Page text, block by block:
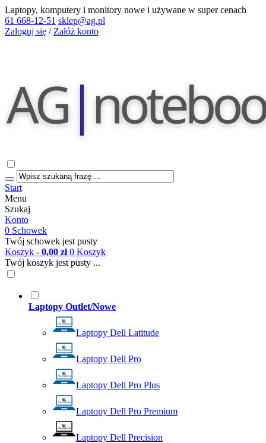
Laptopy, komputery i monitory nowe i używane w super cenach
61 668-12-51 sklep@ag.pl
Zaloguj się / Załóż konto
Start
Menu
Szukaj
Konto
0 Schowek
Twój schowek jest pusty
Koszyk - 0,00 zł 0 Koszyk
Twój koszyk jest pusty ...
Laptopy Outlet/Nowe
Laptopy Dell Latitude
Laptopy Dell Pro
Laptopy Dell Pro Plus
Laptopy Dell Pro Premium
Laptopy Dell Precision